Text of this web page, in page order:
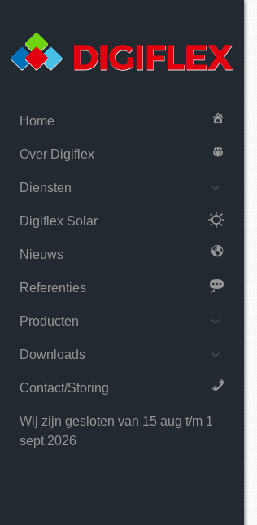
Home
Over Digiflex
Diensten
Digiflex Solar
Nieuws
Referenties
Producten
Downloads
Contact/Storing
Wij zijn gesloten van 15 aug t/m 1
sept 2026